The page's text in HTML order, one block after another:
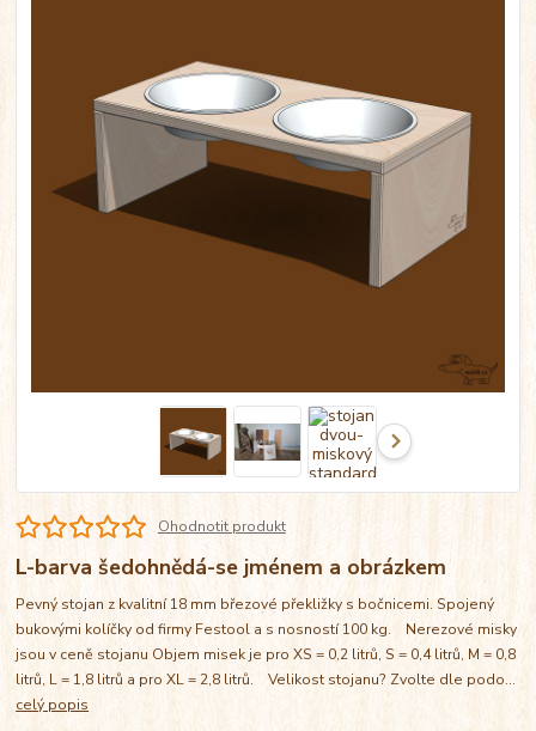
Ohodnotit produkt
L-barva šedohnědá-se jménem a obrázkem
Pevný stojan z kvalitní 18 mm březové překližky s bočnicemi. Spojený
bukovými kolíčky od firmy Festool a s nosností 100 kg. Nerezové misky
jsou v ceně stojanu Objem misek je pro XS = 0,2 litrů, S = 0,4 litrů, M = 0,8
litrů, L = 1,8 litrů a pro XL = 2,8 litrů. Velikost stojanu? Zvolte dle podo...
celý popis